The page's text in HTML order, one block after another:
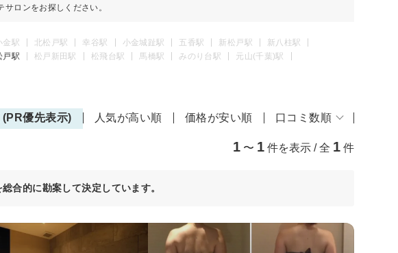
ロンをお探しください。
金駅 北松戸駅 幸谷駅 小金城趾駅 五香駅 新松戸駅
新八柱駅
戸駅 松戸新田駅 松飛台駅 馬橋駅 みのり台駅
元山(千葉)駅
(PR優先表示) 人気が高い順 価格が安い順 口コミ数順
1 〜 1 件を表示 / 全 1 件
合的に勘案して決定しています。